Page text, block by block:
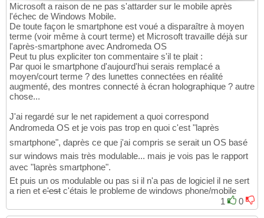
Microsoft a raison de ne pas s'attarder sur le mobile après
l'échec de Windows Mobile.
De toute façon le smartphone est voué a disparaître à moyen
terme (voir même à court terme) et Microsoft travaille déjà sur
l'après-smartphone avec Andromeda OS
Peut tu plus expliciter ton commentaire s'il te plait :
Par quoi le smartphone d'aujourd'hui serais remplacé a
moyen/court terme ? des lunettes connectées en réalité
augmenté, des montres connecté à écran holographique ? autre
chose...
J'ai regardé sur le net rapidement a quoi correspond
Andromeda OS et je vois pas trop en quoi c'est "laprès
smartphone", daprès ce que j'ai compris se serait un OS basé
sur windows mais très modulable... mais je vois pas le rapport
avec "laprès smartphone".
Et puis un os modulable ou pas si il n'a pas de logiciel il ne sert
a rien et c'est c'étais le probleme de windows phone/mobile
1
0